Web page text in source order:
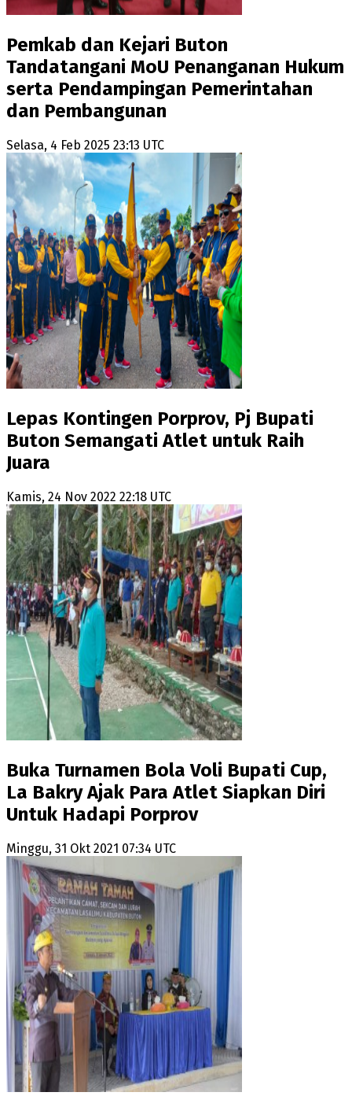
Pemkab dan Kejari Buton
Tandatangani MoU Penanganan Hukum
serta Pendampingan Pemerintahan
dan Pembangunan
Selasa, 4 Feb 2025 23:13 UTC
Lepas Kontingen Porprov, Pj Bupati
Buton Semangati Atlet untuk Raih
Juara
Kamis, 24 Nov 2022 22:18 UTC
Buka Turnamen Bola Voli Bupati Cup,
La Bakry Ajak Para Atlet Siapkan Diri
Untuk Hadapi Porprov
Minggu, 31 Okt 2021 07:34 UTC